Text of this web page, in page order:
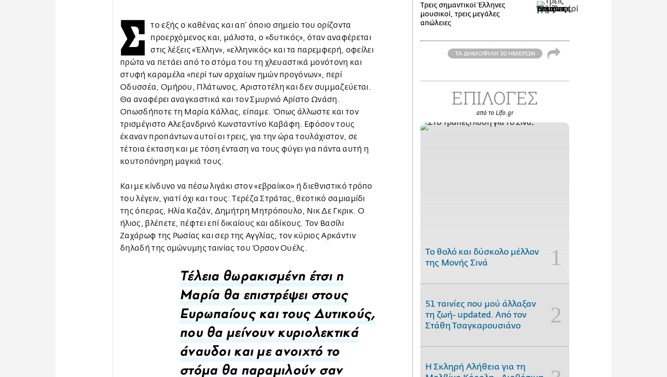
Σ
το εξής ο καθένας και απ’ όποιο σημείο του ορίζοντα
προερχόμενος και, μάλιστα, ο «δυτικός», όταν αναφέρεται
στις λέξεις «Έλλην», «ελληνικός» και τα παρεμφερή, οφείλει
πρώτα να πετάει από το στόμα του τη χλευαστικά μονότονη και
στυφή καραμέλα «περί των αρχαίων ημών προγόνων», περί
Οδυσσέα, Ομήρου, Πλάτωνος, Αριστοτέλη και δεν συμμαζεύεται.
Θα αναφέρει αναγκαστικά και τον Σμυρνιό Αρίστο Ωνάση.
Οπωσδήποτε τη Μαρία Κάλλας, είπαμε. Όπως άλλωστε και τον
τρισμέγιστο Αλεξανδρινό Κωνσταντίνο Καβάφη. Εφόσον τους
έκαναν προπάντων αυτοί οι τρεις, για την ώρα τουλάχιστον, σε
τέτοια έκταση και με τόση ένταση να τους φύγει για πάντα αυτή η
κουτοπόνηρη μαγκιά τους.
Και με κίνδυνο να πέσω λιγάκι στον «εβραίικο» ή διεθνιστικό τρόπο
του λέγειν, γιατί όχι και τους: Τερέζα Στράτας, θεοτικό σαμιαμίδι
της όπερας, Ηλία Καζάν, Δημήτρη Μητρόπουλο, Νικ Δε Γκρικ. Ο
ήλιος, βλέπετε, πέφτει επί δικαίους και αδίκους. Τον Βασίλι
Ζαχάρωφ της Ρωσίας και σερ της Αγγλίας, τον κύριος Αρκάντιν
δηλαδή της ομώνυμης ταινίας του Όρσον Ουέλς.
Τέλεια θωρακισμένη έτσι η
Μαρία θα επιστρέψει στους
Ευρωπαίους και τους Δυτικούς,
που θα μείνουν κυριολεκτικά
άναυδοι και με ανοιχτό το
στόμα θα παραμιλούν σαν
Tρεις σημαντικοί Έλληνες
μουσικοί, τρεις μεγάλες
απώλειες
ΤΑ ΔΗΜΟΦΙΛΗ 30 ΗΜΕΡΩΝ
ΕΠΙΛΟΓΕΣ
από το Lifo.gr
Το θολό και δύσκολο μέλλον
της Μονής Σινά
51 ταινίες που μού άλλαξαν
τη ζωή- updated. Aπό τον
Στάθη Τσαγκαρουσιάνο
Η Σκληρή Αλήθεια για τη